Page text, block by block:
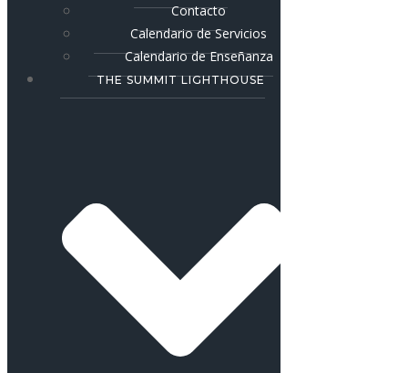
Contacto
Calendario de Servicios
Calendario de Enseñanza
THE SUMMIT LIGHTHOUSE